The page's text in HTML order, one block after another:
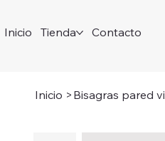
Inicio Tienda Contacto
Inicio > Bisagras pared